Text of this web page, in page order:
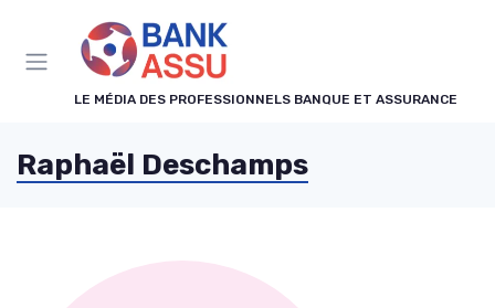
LE MÉDIA DES PROFESSIONNELS BANQUE ET ASSURANCE
Raphaël Deschamps